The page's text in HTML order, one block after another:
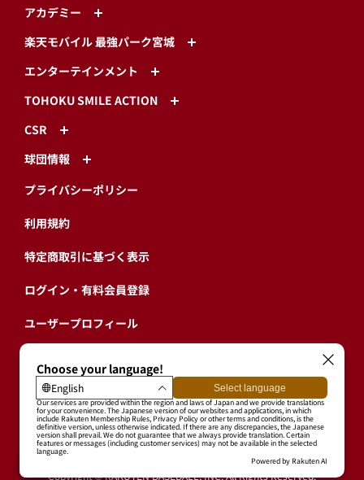
アカデミー
楽天モバイル 最強パーク宮城
エンターテインメント
TOHOKU SMILE ACTION
CSR
球団情報
プライバシーポリシー
利用規約
特定商取引に基づく表示
ログイン・有料会員登録
ユーザープロフィール
退会
東北楽天ゴールデンイーグルス公式サイト
Copyright © RAKUTEN BASEBALL, INC. All Rights Reserved.